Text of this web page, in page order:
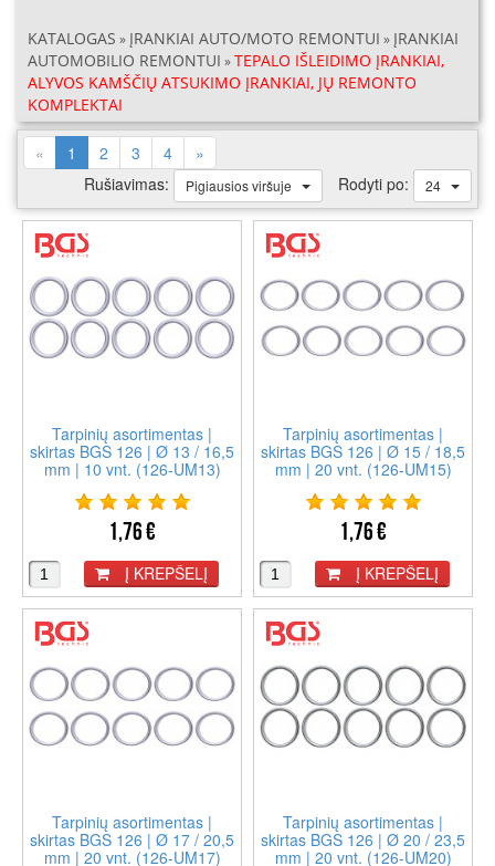
KATALOGAS » ĮRANKIAI AUTO/MOTO REMONTUI » ĮRANKIAI
AUTOMOBILIO REMONTUI »TEPALO IŠLEIDIMO ĮRANKIAI,
ALYVOS KAMŠČIŲ ATSUKIMO ĮRANKIAI, JŲ REMONTO
KOMPLEKTAI
« 1 (current)
2 3 4
»
Rušiavimas:
Pigiausios viršuje Rodyti po: 24
Tarpinių asortimentas |
skirtas BGS 126 | Ø 13 / 16,5
mm | 10 vnt. (126-UM13)
1,76 €
Į KREPŠELĮ
Tarpinių asortimentas |
skirtas BGS 126 | Ø 15 / 18,5
mm | 20 vnt. (126-UM15)
1,76 €
Į KREPŠELĮ
Tarpinių asortimentas |
skirtas BGS 126 | Ø 17 / 20,5
mm | 20 vnt. (126-UM17)
Tarpinių asortimentas |
skirtas BGS 126 | Ø 20 / 23,5
mm | 20 vnt. (126-UM20)